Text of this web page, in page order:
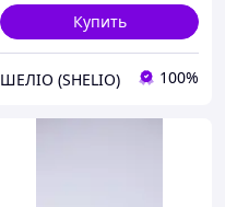
Купить
ШЕЛІО (SHELIO) 100%